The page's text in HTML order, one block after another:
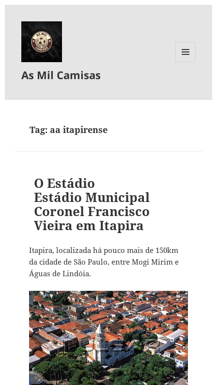
As Mil Camisas
Tag: aa itapirense
O Estádio
Estádio Municipal
Coronel Francisco
Vieira em Itapira
Itapira, localizada há pouco mais de 150km
da cidade de São Paulo, entre Mogi Mirim e
Águas de Lindóia.